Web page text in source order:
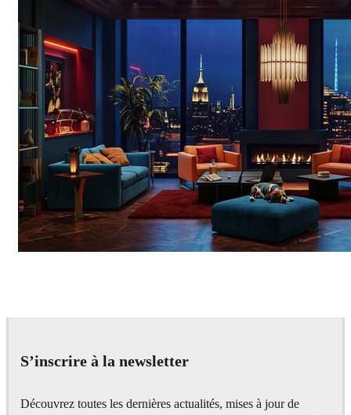
S’inscrire à la newsletter
Découvrez toutes les dernières actualités, mises à jour de